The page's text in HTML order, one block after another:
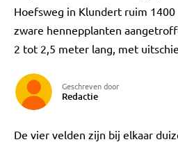
Hoefsweg in Klundert ruim
zware hennepplanten
2 tot 2,5 meter lang, met
Geschreven door
Redactie
De vier velden zijn bij elkaar